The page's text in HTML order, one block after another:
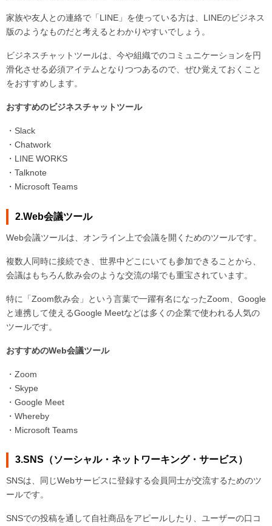
家族や友人との連絡で「LINE」を使っている方は、LINEのビジネス
版のようなものだと考えるとわかりやすいでしょう。
ビジネスチャットツールは、今や組織でのコミュニケーションを円
滑化させる必須アイテムとなりつつあるので、ぜひ覚えておくこと
をおすすめします。
おすすめのビジネスチャットツール
・Slack
・Chatwork
・LINE WORKS
・Talknote
・Microsoft Teams
2.Web会議ツール
Web会議ツールは、オンライン上で会議を開くためのツールです。
複数人同時に接続でき、世界中どこにいても参加できることから、
会議はもちろん飲み会のような交流の場でも重宝されています。
特に「Zoom飲み会」という言葉で一躍有名になったZoom、Google
と連携して使えるGoogle Meetなどは多くの企業で使われる人気の
ツールです。
おすすめのWeb会議ツール
・Zoom
・Skype
・Google Meet
・Whereby
・Microsoft Teams
3.SNS（ソーシャル・ネットワーキング・サービス）
SNSは、同じWebサービスに登録する会員同士が交流するためのツ
ールです。
SNSでの投稿を通して自社商品をアピールしたり、ユーザーの口コ